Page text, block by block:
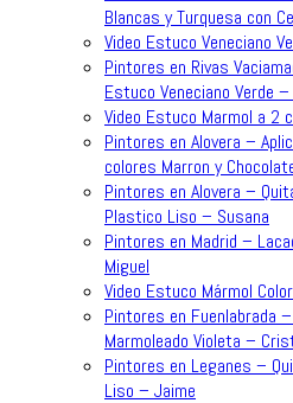
Blancas y Turquesa con
Video Estuco Veneciano
Pintores en Rivas
Estuco Veneciano Verde –
Video Estuco Marmol a 2
Pintores en Alovera –
colores Marron y
Pintores en Alovera –
Plastico Liso – Susana
Pintores en Madrid –
Miguel
Video Estuco Mármol
Pintores en Fuenlabrada
Marmoleado Violeta –
Pintores en Leganes –
Liso – Jaime